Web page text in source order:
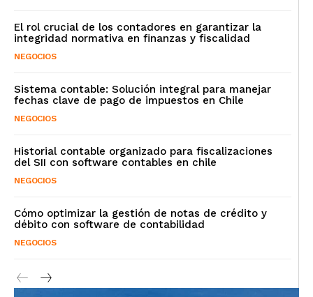
El rol crucial de los contadores en garantizar la
integridad normativa en finanzas y fiscalidad
NEGOCIOS
Sistema contable: Solución integral para manejar
fechas clave de pago de impuestos en Chile
NEGOCIOS
Historial contable organizado para fiscalizaciones
del SII con software contables en chile
NEGOCIOS
Cómo optimizar la gestión de notas de crédito y
débito con software de contabilidad
NEGOCIOS